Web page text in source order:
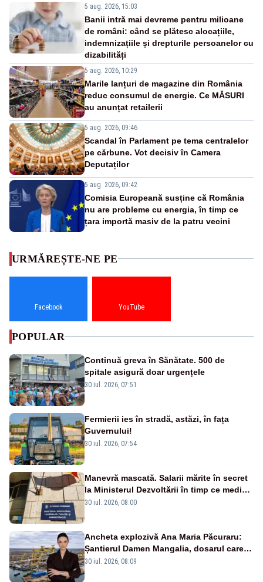
5 aug. 2026, 15:03
Banii intră mai devreme pentru milioane
de români: când se plătesc alocațiile,
indemnizațiile și drepturile persoanelor cu
dizabilități
5 aug. 2026, 10:29
Marile lanțuri de magazine din România
reduc consumul de energie. Ce MĂSURI
au anunțat retailerii
5 aug. 2026, 09:46
Scandal în Parlament pe tema centralelor
pe cărbune. Vot decisiv în Camera
Deputaților
5 aug. 2026, 09:42
Comisia Europeană susține că România
nu are probleme cu energia, în timp ce
țara importă masiv de la patru vecini
URMĂREȘTE-NE PE
Facebook YouTube
POPULAR
Continuă greva în Sănătate. 500 de
spitale asigură doar urgențele
30 iul. 2026, 07:51
Fermierii ies în stradă, astăzi, în fața
Guvernului!
30 iul. 2026, 07:54
Manevră mascată. Salarii mărite în secret
la Ministerul Dezvoltării în timp ce medicii
ies în stradă
30 iul. 2026, 08:00
Ancheta explozivă Ana Maria Păcuraru:
Șantierul Damen Mangalia, dosarul care
scufundă apărarea României
30 iul. 2026, 08:09